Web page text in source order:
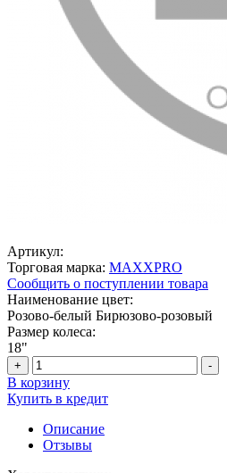
Артикул:
Торговая марка: MAXXPRO
Сообщить о поступлении товара
Наименование цвет:
Розово-белый Бирюзово-розовый
Размер колеса:
18"
+ -
В корзину
Купить в кредит
Описание
Отзывы